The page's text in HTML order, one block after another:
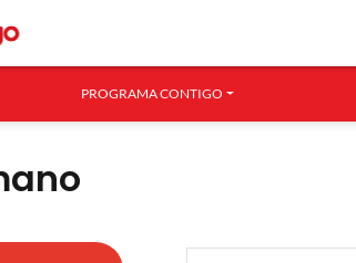
PROGRAMA CONTIGO